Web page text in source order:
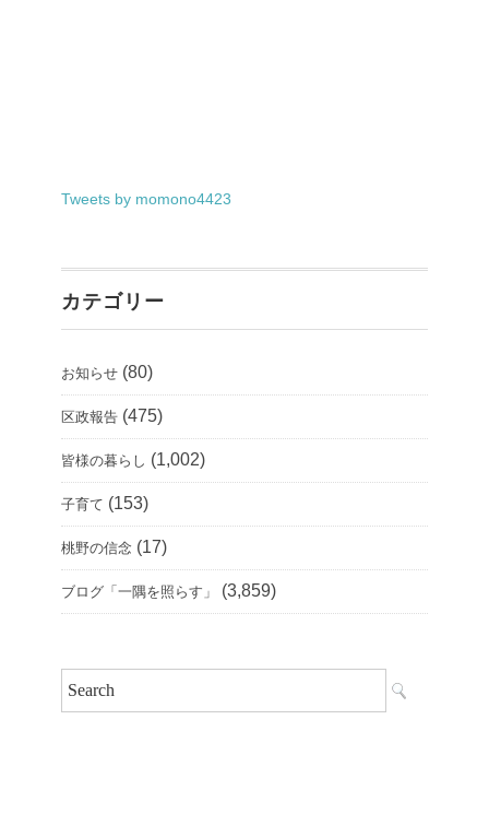
Tweets by momono4423
カテゴリー
お知らせ (80)
区政報告 (475)
皆様の暮らし (1,002)
子育て (153)
桃野の信念 (17)
ブログ「一隅を照らす」 (3,859)